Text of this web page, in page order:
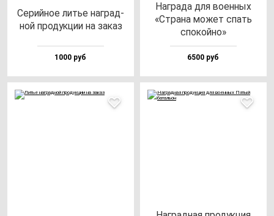
Серий­ное литье наг­рад­
ной про­дук­ции на за­каз
1000 руб
Наг­ра­да для во­ен­ных
«Стра­на мо­жет спать
спо­кой­но»
6500 руб